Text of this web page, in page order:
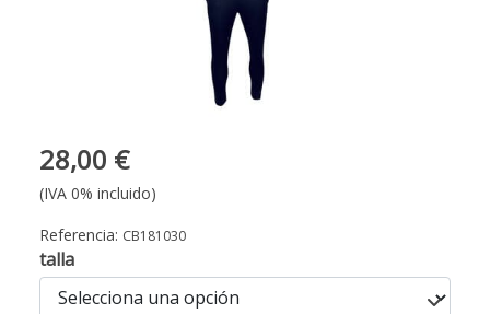
28,00 €
(IVA 0% incluido)
Referencia: CB181030
talla